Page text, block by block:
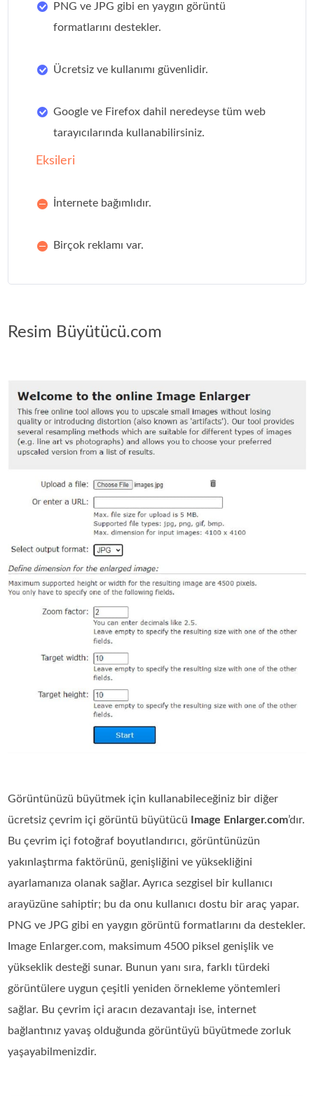
PNG ve JPG gibi en yaygın görüntü
formatlarını destekler.
Ücretsiz ve kullanımı güvenlidir.
Google ve Firefox dahil neredeyse tüm web
tarayıcılarında kullanabilirsiniz.
Eksileri
İnternete bağımlıdır.
Birçok reklamı var.
Resim Büyütücü.com
Görüntünüzü büyütmek için kullanabileceğiniz bir diğer
ücretsiz çevrim içi görüntü büyütücü
Image Enlarger.com’dır.
Bu çevrim içi fotoğraf boyutlandırıcı, görüntünüzün
yakınlaştırma faktörünü, genişliğini ve yüksekliğini
ayarlamanıza olanak sağlar. Ayrıca sezgisel bir kullanıcı
arayüzüne sahiptir; bu da onu kullanıcı dostu bir araç yapar.
PNG ve JPG gibi en yaygın görüntü formatlarını da destekler.
Image Enlarger.com, maksimum 4500 piksel genişlik ve
yükseklik desteği sunar. Bunun yanı sıra, farklı türdeki
görüntülere uygun çeşitli yeniden örnekleme yöntemleri
sağlar. Bu çevrim içi aracın dezavantajı ise, internet
bağlantınız yavaş olduğunda görüntüyü büyütmede zorluk
yaşayabilmenizdir.